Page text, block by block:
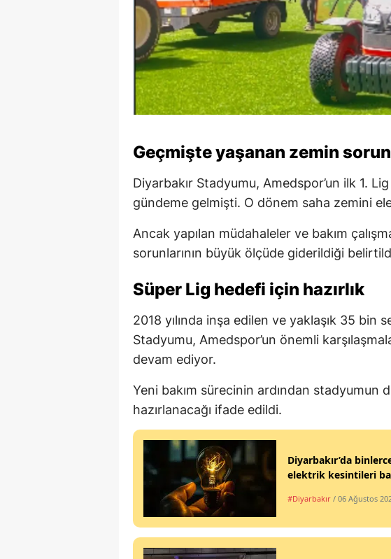
Geçmişte yaşanan zemin
Diyarbakır Stadyumu, Amedspor’un ilk 1.
gündeme gelmişti. O dönem saha zemini
Ancak yapılan müdahaleler ve bakım
sorunlarının büyük ölçüde giderildiği
Süper Lig hedefi için hazırlık
2018 yılında inşa edilen ve yaklaşık 35 bin
Stadyumu, Amedspor’un önemli
devam ediyor.
Yeni bakım sürecinin ardından stadyumun
hazırlanacağı ifade edildi.
Diyarbakır’da
elektrik kesintileri
#Diyarbakır / 06 Ağustos